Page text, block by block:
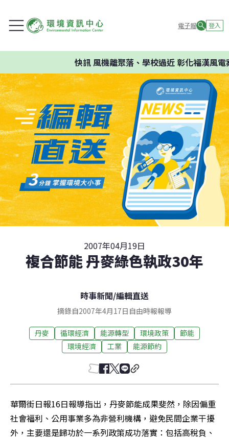
電子報 登入
快訊風機離聚落、學校過近 彰化福漢風電
2007年04月19日
複合節能 丹麥綠色執政30年
時事新聞/編輯直送
摘錄自2007年4月17日自由時報報導
丹麥 循環經濟 能源轉型 環境政策
節能
環境經濟
工業 能源節約
華爾街日報16日報導指出，丹麥節能成果斐然，除因偏重
社會福利、公用事業多為非營利機構，避免民間企業干擾
外，主要還是歸功於一系列政策成功落實：包括高稅負、